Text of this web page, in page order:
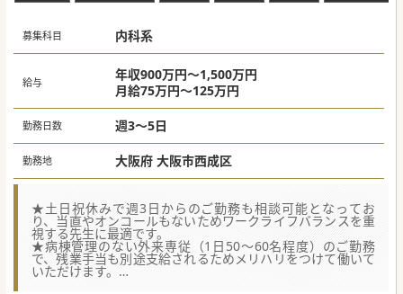
募集科目 内科系
給与
年収900万円～1,500万円
月給75万円～125万円
勤務日数 週3～5日
勤務地 大阪府 大阪市西成区
★土日祝休みで週3日からのご勤務も相談可能となってお
り、当直やオンコールもないためワークライフバランスを重
視する先生に最適です。
★病棟管理のない外来専従（1日50～60名程度）のご勤務
で、残業手当も別途支給されるためメリハリをつけて働いて
いただけます。
★最寄り駅から徒歩3分と通勤にも便利な好立地です。